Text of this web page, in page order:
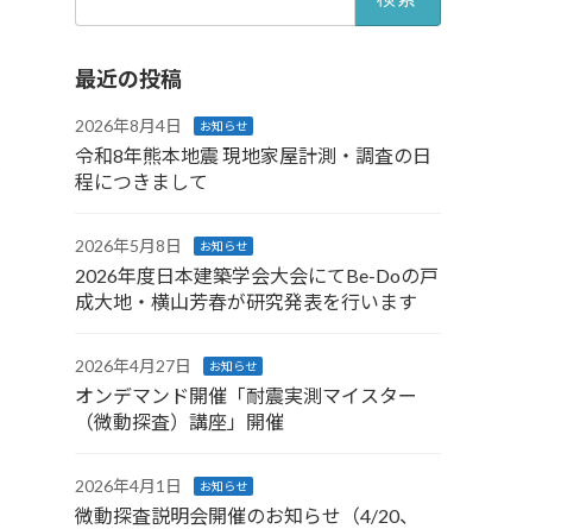
最近の投稿
2026年8月4日 お知らせ
令和8年熊本地震 現地家屋計測・調査の日
程につきまして
2026年5月8日 お知らせ
2026年度日本建築学会大会にてBe-Doの戸
成大地・横山芳春が研究発表を行います
2026年4月27日 お知らせ
オンデマンド開催「耐震実測マイスター
（微動探査）講座」開催
2026年4月1日 お知らせ
微動探査説明会開催のお知らせ（4/20、